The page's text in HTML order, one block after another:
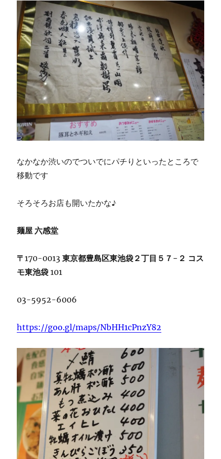
なかなか渋いのでついでにパチりといったところで
移動です
そろそろお店も開いたかな♪
麺屋 六感堂
〒170-0013東京都豊島区東池袋２丁目５７ − ２ コス
モ東池袋 101
03-5952-6006
https://goo.gl/maps/NbHH1cPnzY82